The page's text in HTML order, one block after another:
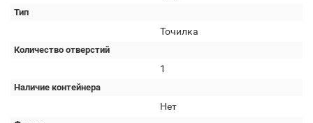
Тип
Точилка
Количество отверстий
1
Наличие контейнера
Нет